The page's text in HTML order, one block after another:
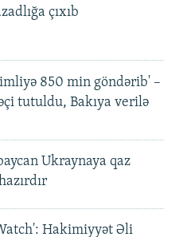
çıxıb
850 min göndərib' –
tutuldu, Bakıya verilə
Ukraynaya qaz
Hakimiyyət Əli